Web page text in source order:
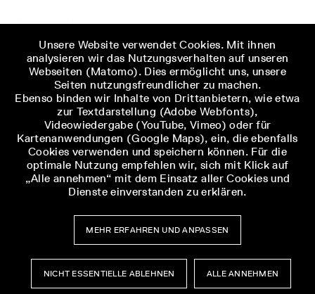
Unsere Website verwendet Cookies. Mit ihnen
analysieren wir das Nutzungsverhalten auf unseren
Webseiten (Matomo). Dies ermöglicht uns, unsere
Seiten nutzungsfreundlicher zu machen.
Ebenso binden wir Inhalte von Drittanbietern, wie etwa
zur Textdarstellung (Adobe Webfonts),
Videowiedergabe (YouTube, Vimeo) oder für
Kartenanwendungen (Google Maps), ein, die ebenfalls
Cookies verwenden und speichern können. Für die
optimale Nutzung empfehlen wir, sich mit Klick auf
„Alle annehmen“ mit dem Einsatz aller Cookies und
Dienste einverstanden zu erklären.
MEHR ERFAHREN UND ANPASSEN
NICHT ESSENTIELLE ABLEHNEN ALLE ANNEHMEN